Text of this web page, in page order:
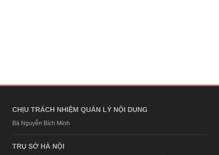
CHỊU TRÁCH NHIỆM QUẢN LÝ NỘI DUNG
Bà Nguyễn Bích Minh
TRỤ SỞ HÀ NỘI